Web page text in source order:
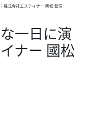
株式会社エステイナー 國松 繁信
一日に演
ナー 國松